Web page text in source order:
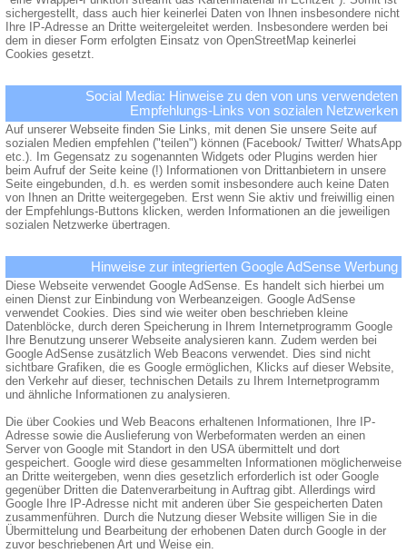
sichergestellt, dass auch hier keinerlei Daten von Ihnen insbesondere nicht
Ihre IP-Adresse an Dritte weitergeleitet werden. Insbesondere werden bei
dem in dieser Form erfolgten Einsatz von OpenStreetMap keinerlei
Cookies gesetzt.
Social Media: Hinweise zu den von uns verwendeten
Empfehlungs-Links von sozialen Netzwerken
Auf unserer Webseite finden Sie Links, mit denen Sie unsere Seite auf
sozialen Medien empfehlen ("teilen") können (Facebook/ Twitter/ WhatsApp
etc.). Im Gegensatz zu sogenannten Widgets oder Plugins werden hier
beim Aufruf der Seite keine (!) Informationen von Drittanbietern in unsere
Seite eingebunden, d.h. es werden somit insbesondere auch keine Daten
von Ihnen an Dritte weitergegeben. Erst wenn Sie aktiv und freiwillig einen
der Empfehlungs-Buttons klicken, werden Informationen an die jeweiligen
sozialen Netzwerke übertragen.
Hinweise zur integrierten Google AdSense Werbung
Diese Webseite verwendet Google AdSense. Es handelt sich hierbei um
einen Dienst zur Einbindung von Werbeanzeigen. Google AdSense
verwendet Cookies. Dies sind wie weiter oben beschrieben kleine
Datenblöcke, durch deren Speicherung in Ihrem Internetprogramm Google
Ihre Benutzung unserer Webseite analysieren kann. Zudem werden bei
Google AdSense zusätzlich Web Beacons verwendet. Dies sind nicht
sichtbare Grafiken, die es Google ermöglichen, Klicks auf dieser Website,
den Verkehr auf dieser, technischen Details zu Ihrem Internetprogramm
und ähnliche Informationen zu analysieren.
Die über Cookies und Web Beacons erhaltenen Informationen, Ihre IP-
Adresse sowie die Auslieferung von Werbeformaten werden an einen
Server von Google mit Standort in den USA übermittelt und dort
gespeichert. Google wird diese gesammelten Informationen möglicherweise
an Dritte weitergeben, wenn dies gesetzlich erforderlich ist oder Google
gegenüber Dritten die Datenverarbeitung in Auftrag gibt. Allerdings wird
Google Ihre IP-Adresse nicht mit anderen über Sie gespeicherten Daten
zusammenführen. Durch die Nutzung dieser Website willigen Sie in die
Übermittelung und Bearbeitung der erhobenen Daten durch Google in der
zuvor beschriebenen Art und Weise ein.